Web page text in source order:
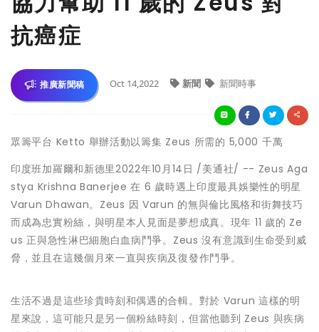
抗癌症
推廣新聞稿 Oct 14,2022 新聞 新聞時事
眾籌平台 Ketto 舉辦活動以籌集 Zeus 所需的 5,000 千萬
印度班加羅爾和新德里2022年10月14日 /美通社/ -- Zeus Aga
stya Krishna Banerjee 在 6 歲時遇上印度最具娛樂性的明星
Varun Dhawan。Zeus 因 Varun 的無與倫比風格和街舞技巧
而成為忠實粉絲，與明星本人見面是夢想成真。現年 11 歲的 Ze
us 正與急性淋巴細胞白血病鬥爭。Zeus 沒有意識到生命受到威
脅，並且在這幾個月來一直與疾病及復發作鬥爭。
生活不過是這些珍貴時刻和偶遇的合輯。對於 Varun 這樣的明
星來說，這可能只是另一個粉絲時刻，但當他聽到 Zeus 與疾病